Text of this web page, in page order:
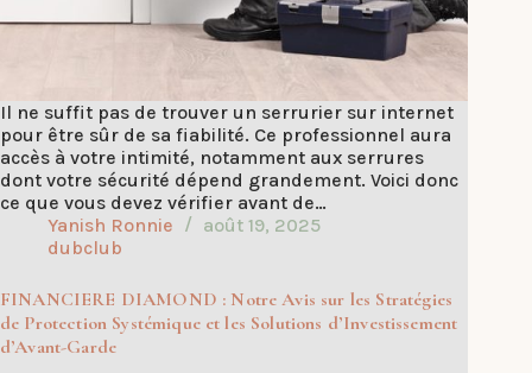
Il ne suffit pas de trouver un serrurier sur internet
pour être sûr de sa fiabilité. Ce professionnel aura
accès à votre intimité, notamment aux serrures
dont votre sécurité dépend grandement. Voici donc
ce que vous devez vérifier avant de…
Yanish Ronnie
août 19, 2025
dubclub
FINANCIERE DIAMOND : Notre Avis sur les Stratégies
de Protection Systémique et les Solutions d’Investissement
d’Avant-Garde